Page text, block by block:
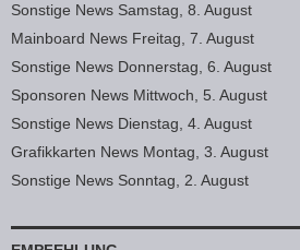
Sonstige News Samstag, 8. August
Mainboard News Freitag, 7. August
Sonstige News Donnerstag, 6. August
Sponsoren News Mittwoch, 5. August
Sonstige News Dienstag, 4. August
Grafikkarten News Montag, 3. August
Sonstige News Sonntag, 2. August